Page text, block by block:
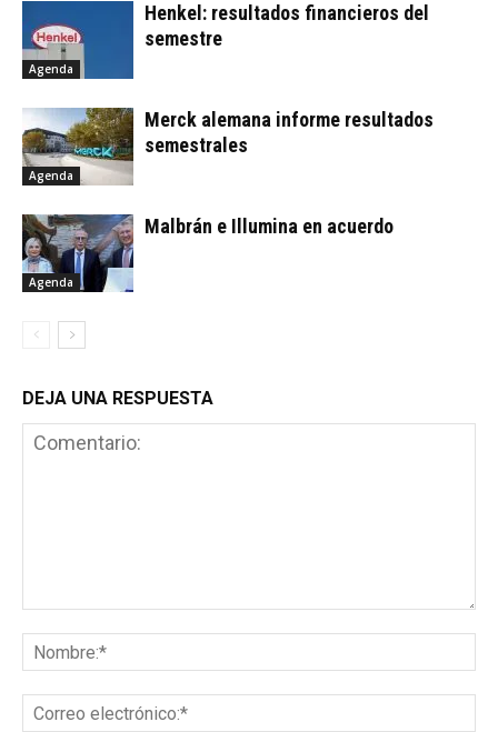
Agenda
Henkel: resultados financieros del
semestre
Agenda
Merck alemana informe resultados
semestrales
Agenda
Malbrán e Illumina en acuerdo
DEJA UNA RESPUESTA